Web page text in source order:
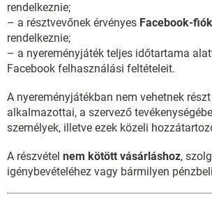
rendelkeznie;
– a résztvevőnek érvényes Facebook-
rendelkeznie;
– a nyereményjáték teljes időtartama
Facebook felhasználási feltételeit.
A nyereményjátékban nem vehetnek
alkalmazottai, a szervező
személyek, illetve ezek közeli
A részvétel nem kötött vásárláshoz,
igénybevételéhez vagy bármilyen